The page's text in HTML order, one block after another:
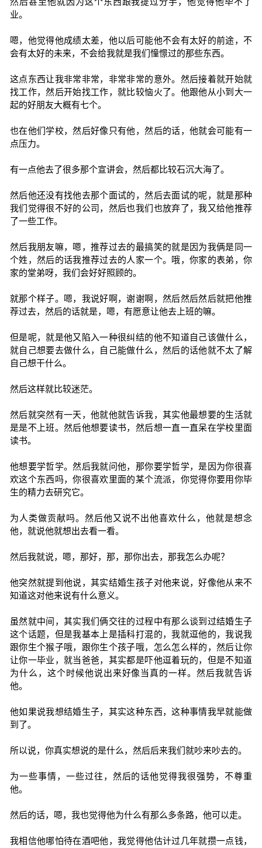
业。
嗯，他觉得他成绩太差，他以后可能他不会有太好的前途，不
会有太好的未来，不会给我就是我们憧憬过的那些东西。
这点东西让我非常非常，非常非常的意外。然后接着就开始就
找工作，然后开始找工作，就比较恼火了。他跟他从小到大一
起的好朋友大概有七个。
也在他们学校，然后好像只有他，然后的话，他就会可能有一
点压力。
有一点他去了很多那个宣讲会，然后都比较石沉大海了。
然后他还没有找他去那个面试的，然后去面试的呢，就是那种
我们觉得很不好的公司，然后也我们也放弃了，我又给他推荐
了一些工作。
然后我朋友嘛，嗯，推荐过去的最搞笑的就是因为我俩是同一
个姓，然后的话我推荐过去的人家一个。哦，你家的表弟，你
家的堂弟呀，我们会好好照顾的。
就那个样子。嗯，我说好啊，谢谢啊，然后然后然后就把他推
荐过去，然后的话就是，嗯，有愿意让他去上班的嘛。
但是呢，就是他又陷入一种很纠结的他不知道自己该做什么，
就自己想要去做什么，自己能做什么，然后的话他就不太了解
自己想干什么。
然后这样就比较迷茫。
然后就突然有一天，他就他就告诉我，其实他最想要的生活就
是是不上班。然后他想要读书，然后想一直一直呆在学校里面
读书。
他想要学哲学。然后我就问他，那你要学哲学，是因为你很喜
欢这个东西吗，你很喜欢里面的某个流派，你觉得你要用你毕
生的精力去研究它。
为人类做贡献吗。然后他又说不出他喜欢什么，他就是想念
他，就说他就想出去看一看。
然后我就说，嗯，那好，那，那你出去，那我怎么办呢？
他突然就提到他说，其实结婚生孩子对他来说，好像他从来不
知道这对他来说有什么意义。
虽然就中间，其实我们俩交往的过程中有那么谈到过结婚生子
这个话题，但是我基本上是插科打混的，我就逗他的，我说我
跟你生个猴子哦，跟你生个孩子哦，怎么怎么样的，然后让你
让你一毕业，就当爸爸，其实都是吓他逗着玩的，但是不知道
为什么，这个时候他说出来好像当真的一样。然后我就告诉
他。
他如果说我想结婚生子，其实这种东西，这种事情我早就能做
到了。
所以说，你真实想说的是什么，然后后来我们就吵来吵去的。
为一些事情，一些过往，然后的话他觉得我很强势，不尊重
他。
然后的话，嗯，我也觉得他为什么有那么多条路，他可以走。
我相信他哪怕待在酒吧他，我觉得他估计过几年就攒一点钱，